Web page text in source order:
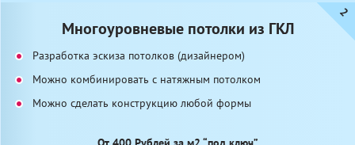
Многоуровневые потолки из ГКЛ
Разработка эскиза потолков (дизайнером)
Можно комбинировать с натяжным потолком
Можно сделать конструкцию любой формы